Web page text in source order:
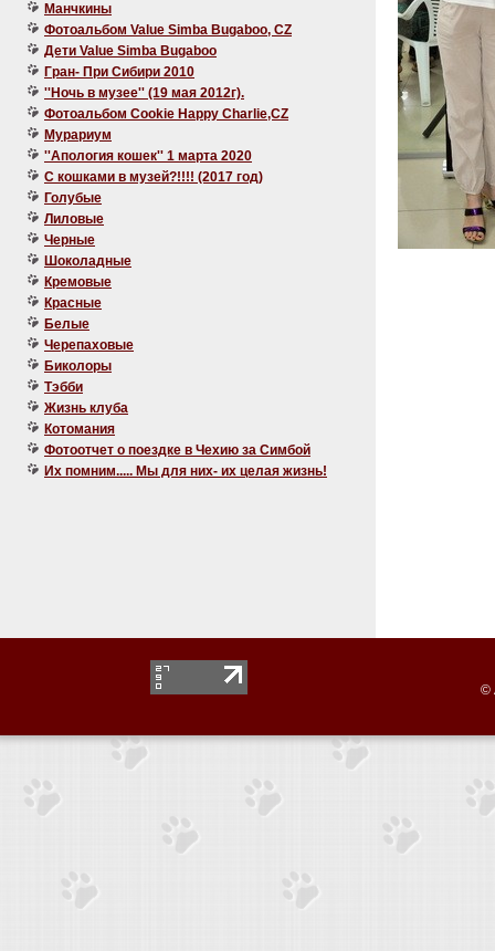
Манчкины
Фотоальбом Value Simba Bugaboo, CZ
Дети Value Simba Bugaboo
Гран- При Сибири 2010
''Ночь в музее'' (19 мая 2012г).
Фотоальбом Cookie Happy Charlie,CZ
Мурариум
''Апология кошек'' 1 марта 2020
C кошками в музей?!!!! (2017 год)
Голубые
Лиловые
Черные
Шоколадные
Кремовые
Красные
Белые
Черепаховые
Биколоры
Тэбби
Жизнь клуба
Котомания
Фотоотчет о поездке в Чехию за Симбой
Их помним..... Мы для них- их целая жизнь!
©